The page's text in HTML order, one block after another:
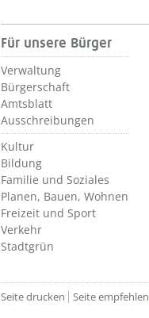
Für unsere Bürger
Verwaltung
Bürgerschaft
Amtsblatt
Ausschreibungen
Kultur
Bildung
Familie und Soziales
Planen, Bauen, Wohnen
Freizeit und Sport
Verkehr
Stadtgrün
Seite drucken Seite empfehlen